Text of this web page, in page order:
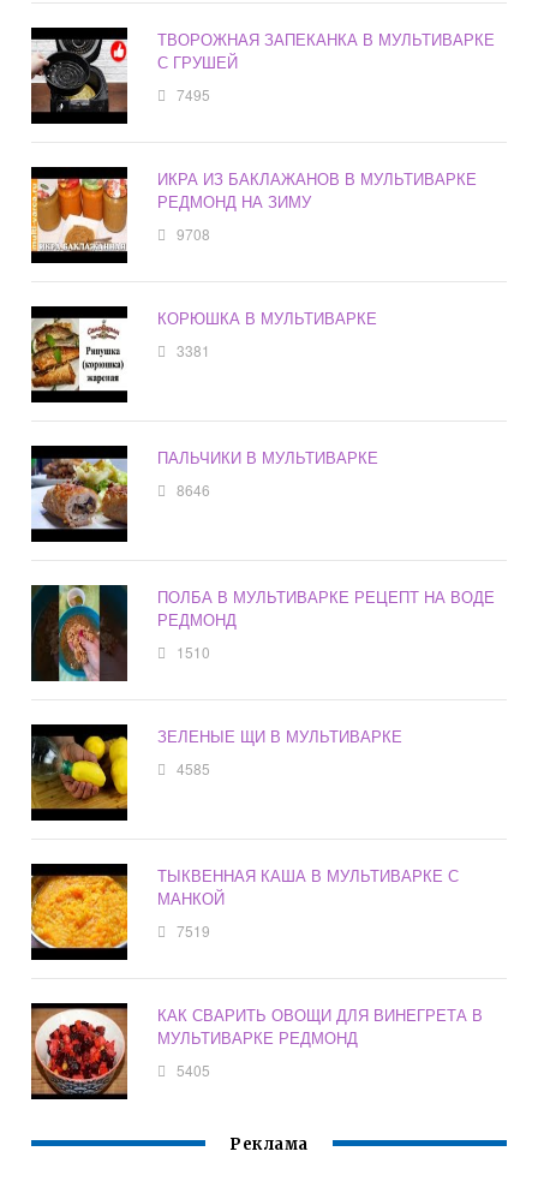
ТВОРОЖНАЯ ЗАПЕКАНКА В МУЛЬТИВАРКЕ
С ГРУШЕЙ
7495
ИКРА ИЗ БАКЛАЖАНОВ В МУЛЬТИВАРКЕ
РЕДМОНД НА ЗИМУ
9708
КОРЮШКА В МУЛЬТИВАРКЕ
3381
ПАЛЬЧИКИ В МУЛЬТИВАРКЕ
8646
ПОЛБА В МУЛЬТИВАРКЕ РЕЦЕПТ НА ВОДЕ
РЕДМОНД
1510
ЗЕЛЕНЫЕ ЩИ В МУЛЬТИВАРКЕ
4585
ТЫКВЕННАЯ КАША В МУЛЬТИВАРКЕ С
МАНКОЙ
7519
КАК СВАРИТЬ ОВОЩИ ДЛЯ ВИНЕГРЕТА В
МУЛЬТИВАРКЕ РЕДМОНД
5405
Реклама